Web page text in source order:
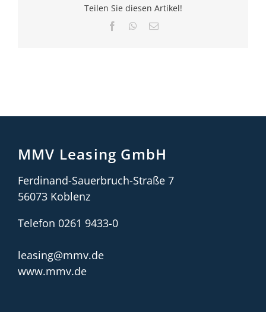
Teilen Sie diesen Artikel!
FacebookWhatsApp
E-
MMV Leasing GmbH
Ferdinand-Sauerbruch-Straße 7
56073 Koblenz
Telefon 0261 9433-0
leasing@mmv.de
www.mmv.de